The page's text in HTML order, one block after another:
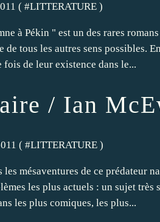
( #LITTERATURE )
à Pékin " est un des rares
de tous les autres sens possibles.
fois de leur existence dans le...
/ Ian
( #LITTERATURE )
les mésaventures de ce prédateur
les plus actuels : un sujet
les plus comiques, les plus...